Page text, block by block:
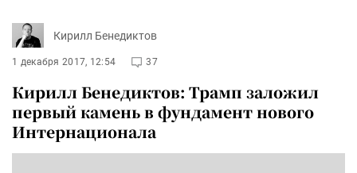
Кирилл Бенедиктов
1 декабря 2017, 12:54 37
Кирилл Бенедиктов: Трамп заложил
первый камень в фундамент нового
Интернационала